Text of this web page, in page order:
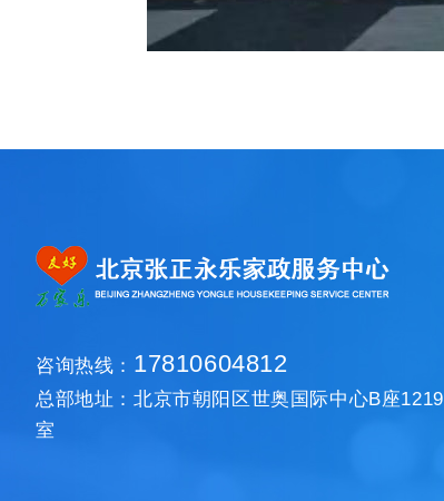
咨询热线： 17810604812
总部地址：北京市朝阳区世奥国际中心B座1219
室